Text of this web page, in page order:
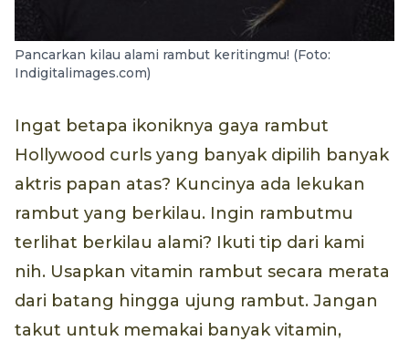
Pancarkan kilau alami rambut keritingmu! (Foto:
Indigitalimages.com)
Ingat betapa ikoniknya gaya rambut
Hollywood curls yang banyak dipilih banyak
aktris papan atas? Kuncinya ada lekukan
rambut yang berkilau. Ingin rambutmu
terlihat berkilau alami? Ikuti tip dari kami
nih. Usapkan vitamin rambut secara merata
dari batang hingga ujung rambut. Jangan
takut untuk memakai banyak vitamin,